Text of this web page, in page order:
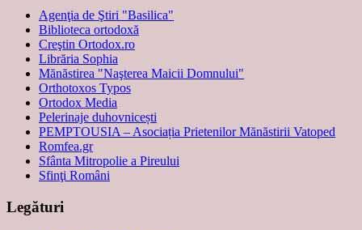
Agenţia de Ştiri "Basilica"
Biblioteca ortodoxă
Creştin Ortodox.ro
Librăria Sophia
Mănăstirea "Naşterea Maicii Domnului"
Orthotoxos Typos
Ortodox Media
Pelerinaje duhovnicești
PEMPTOUSIA – Asociația Prietenilor Mănăstirii Vatoped
Romfea.gr
Sfânta Mitropolie a Pireului
Sfinţi Români
Legături